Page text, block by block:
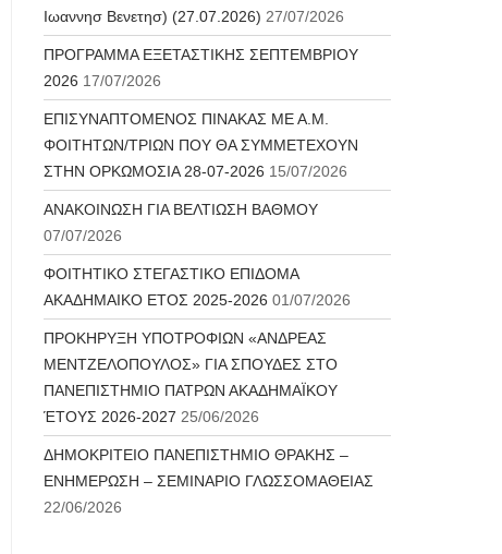
Ιωαννησ Βενετησ) (27.07.2026) 27/07/2026
ΠΡΟΓΡΑΜΜΑ ΕΞΕΤΑΣΤΙΚΗΣ ΣΕΠΤΕΜΒΡΙΟΥ
2026 17/07/2026
ΕΠΙΣΥΝΑΠΤΟΜΕΝΟΣ ΠΙΝΑΚΑΣ ΜΕ Α.Μ.
ΦΟΙΤΗΤΩΝ/ΤΡΙΩΝ ΠΟΥ ΘΑ ΣΥΜΜΕΤΕΧΟΥΝ
ΣΤΗΝ ΟΡΚΩΜΟΣΙΑ 28-07-2026 15/07/2026
ΑΝΑΚΟΙΝΩΣΗ ΓΙΑ ΒΕΛΤΙΩΣΗ ΒΑΘΜΟΥ
07/07/2026
ΦΟΙΤΗΤΙΚΟ ΣΤΕΓΑΣΤΙΚΟ ΕΠΙΔΟΜΑ
ΑΚΑΔΗΜΑΙΚΟ ΕΤΟΣ 2025-2026 01/07/2026
ΠΡΟΚΗΡΥΞΗ ΥΠΟΤΡΟΦΙΩΝ «ΑΝΔΡΕΑΣ
ΜΕΝΤΖΕΛΟΠΟΥΛΟΣ» ΓΙΑ ΣΠΟΥΔΕΣ ΣΤΟ
ΠΑΝΕΠΙΣΤΗΜΙΟ ΠΑΤΡΩΝ ΑΚΑΔΗΜΑΪΚΟΥ
ΈΤΟΥΣ 2026-2027 25/06/2026
ΔΗΜΟΚΡΙΤΕΙΟ ΠΑΝΕΠΙΣΤΗΜΙΟ ΘΡΑΚΗΣ –
ΕΝΗΜΕΡΩΣΗ – ΣΕΜΙΝΑΡΙΟ ΓΛΩΣΣΟΜΑΘΕΙΑΣ
22/06/2026